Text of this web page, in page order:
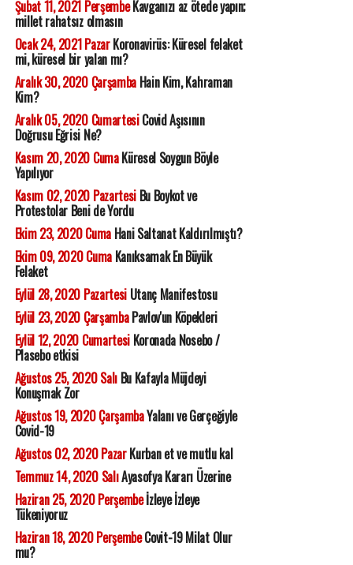
Şubat 11, 2021 PerşembeKavganızı az ötede yapın;
millet rahatsız olmasın
Ocak 24, 2021 PazarKoronavirüs: Küresel felaket
mi, küresel bir yalan mı?
Aralık 30, 2020 ÇarşambaHain Kim, Kahraman
Kim?
Aralık 05, 2020 CumartesiCovid Aşısının
Doğrusu Eğrisi Ne?
Kasım 20, 2020 CumaKüresel Soygun Böyle
Yapılıyor
Kasım 02, 2020 PazartesiBu Boykot ve
Protestolar Beni de Yordu
Ekim 23, 2020 CumaHani Saltanat Kaldırılmıştı?
Ekim 09, 2020 CumaKanıksamak En Büyük
Felaket
Eylül 28, 2020 PazartesiUtanç Manifestosu
Eylül 23, 2020 ÇarşambaPavlov'un Köpekleri
Eylül 12, 2020 CumartesiKoronada Nosebo /
Plasebo etkisi
Ağustos 25, 2020 SalıBu Kafayla Müjdeyi
Konuşmak Zor
Ağustos 19, 2020 ÇarşambaYalanı ve Gerçeğiyle
Covid-19
Ağustos 02, 2020 PazarKurban et ve mutlu kal
Temmuz 14, 2020 SalıAyasofya Kararı Üzerine
Haziran 25, 2020 Perşembeİzleye İzleye
Tükeniyoruz
Haziran 18, 2020 PerşembeCovit-19 Milat Olur
mu?